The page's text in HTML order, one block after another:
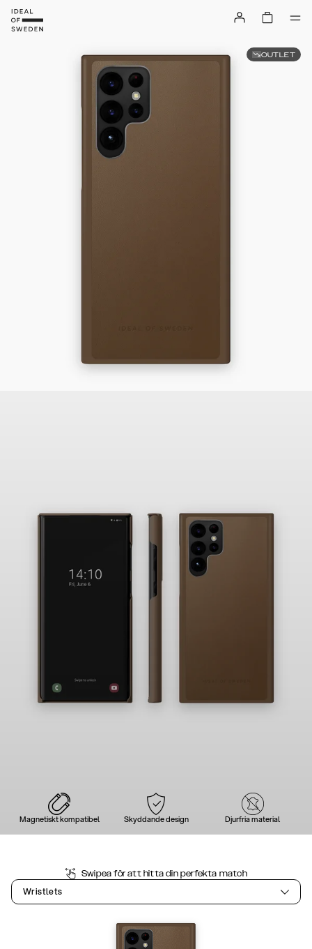
Magnetiskt kompatibel Skyddande design Djurfria material
Swipea för att hitta din perfekta match
Wristlets
OUTLET